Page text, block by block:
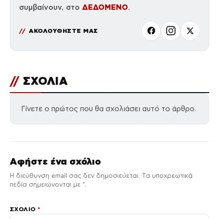
συμβαίνουν, στο ΔΕΔΟΜΕΝΟ.
ΑΚΟΛΟΥΘΗΣΤΕ ΜΑΣ
// ΣΧΟΛΙΑ
Γίνετε ο πρώτος που θα σχολιάσει αυτό το άρθρο.
Αφήστε ένα σχόλιο
Η διεύθυνση email σας δεν δημοσιεύεται. Τα υποχρεωτικά
πεδία σημειώνονται με *.
ΣΧΌΛΙΟ*